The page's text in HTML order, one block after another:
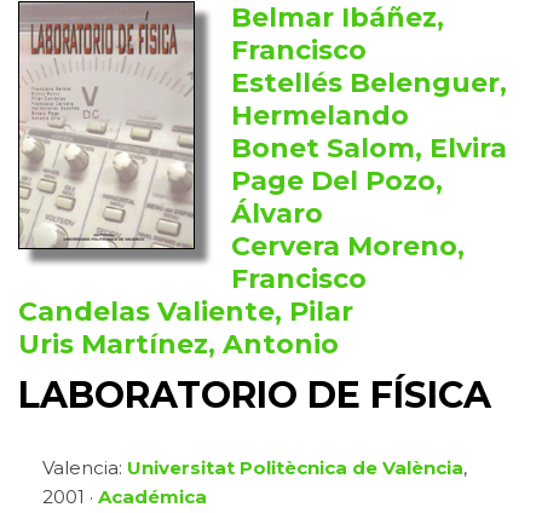
Belmar Ibáñez,
Francisco
Estellés Belenguer,
Hermelando
Bonet Salom, Elvira
Page Del Pozo,
Álvaro
Cervera Moreno,
Francisco
Candelas Valiente, Pilar
Uris Martínez, Antonio
LABORATORIO DE FÍSICA
Valencia: Universitat Politècnica de València,
2001 · Académica